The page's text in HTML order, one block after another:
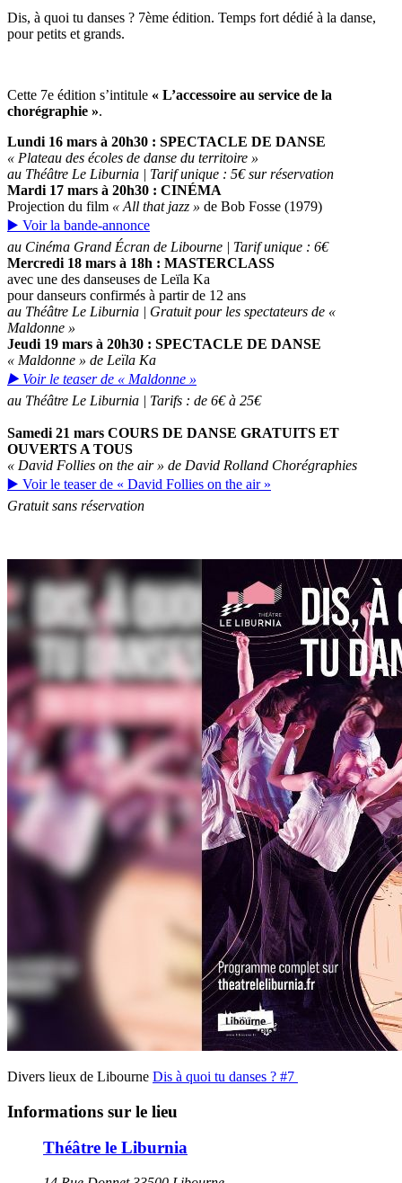
Dis, à quoi tu danses ? 7ème édition. Temps fort dédié à la danse,
pour petits et grands.
Cette 7e édition s’intitule « L’accessoire au service de la
chorégraphie ».
Lundi 16 mars à 20h30 : SPECTACLE DE DANSE
« Plateau des écoles de danse du territoire »
au Théâtre Le Liburnia | Tarif unique : 5€ sur réservation
Mardi 17 mars à 20h30 : CINÉMA
Projection du film « All that jazz » de Bob Fosse (1979)
▶️ Voir la bande-annonce
au Cinéma Grand Écran de Libourne | Tarif unique : 6€
Mercredi 18 mars à 18h : MASTERCLASS
avec une des danseuses de Leïla Ka
pour danseurs confirmés à partir de 12 ans
au Théâtre Le Liburnia | Gratuit pour les spectateurs de «
Maldonne »
Jeudi 19 mars à 20h30 : SPECTACLE DE DANSE
« Maldonne » de Leïla Ka
▶️ Voir le teaser de « Maldonne »
au Théâtre Le Liburnia | Tarifs : de 6€ à 25€
Samedi 21 mars COURS DE DANSE GRATUITS ET
OUVERTS A TOUS
« David Follies on the air » de David Rolland Chorégraphies
▶️ Voir le teaser de « David Follies on the air »
Gratuit sans réservation
Divers lieux de Libourne Dis à quoi tu danses ? #7
Informations sur le lieu
Théâtre le Liburnia